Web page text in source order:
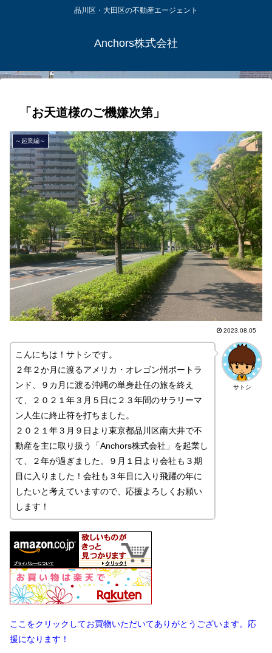
品川区・大田区の不動産エージェント
Anchors株式会社
「お天道様のご機嫌次第」
～起業編～
2023.08.05
サトシ
こんにちは！サトシです。
２年２か月に渡るアメリカ・オレゴン州ポートラ
ンド、９カ月に渡る沖縄の単身赴任の旅を終え
て、２０２１年３月５日に２３年間のサラリーマ
ン人生に終止符を打ちました。
２０２１年３月９日より東京都品川区南大井で不
動産を主に取り扱う「Anchors株式会社」を起業し
て、２年が過ぎました。９月１日より会社も３期
目に入りました！会社も３年目に入り飛躍の年に
したいと考えていますので、応援よろしくお願い
します！
ここをクリックしてお買物いただいてありがとうございます。応
援になります！